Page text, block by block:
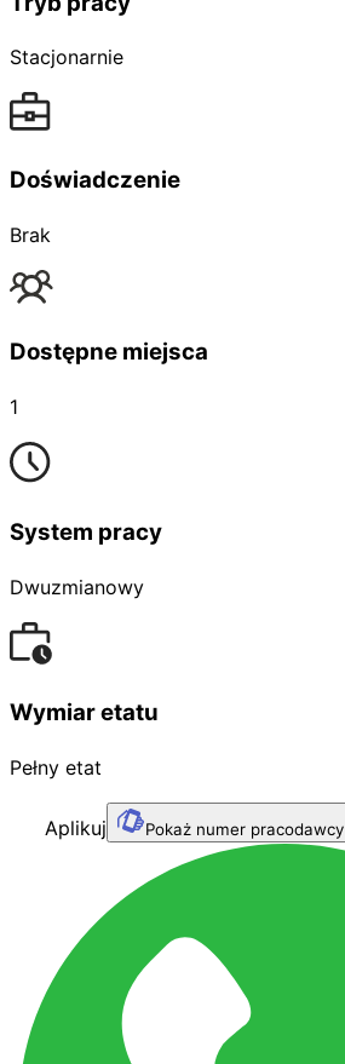
Stacjonarnie
Doświadczenie
Brak
Dostępne miejsca
1
System pracy
Dwuzmianowy
Wymiar etatu
Pełny etat
Aplikuj Pokaż numer pracodawcy